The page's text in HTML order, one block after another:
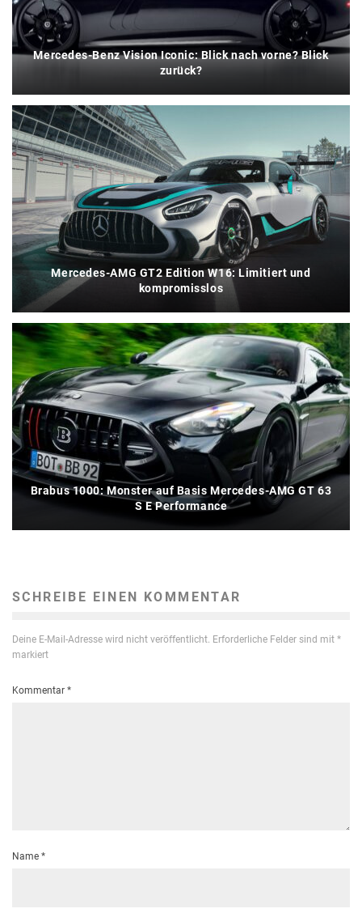
Mercedes-Benz Vision Iconic: Blick nach vorne? Blick
zurück?
Mercedes-AMG GT2 Edition W16: Limitiert und
kompromisslos
Brabus 1000: Monster auf Basis Mercedes-AMG GT 63
S E Performance
SCHREIBE EINEN KOMMENTAR
Deine E-Mail-Adresse wird nicht veröffentlicht. Erforderliche Felder sind mit *
markiert
Kommentar *
Name *